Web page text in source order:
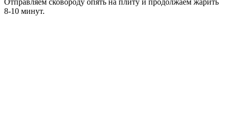
8-10 минут.